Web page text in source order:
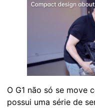
O G1 não só se move
possui uma série de